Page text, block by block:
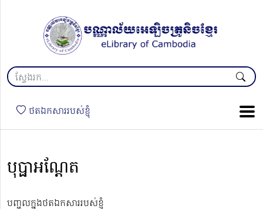
ថតឯកសាររបស់ខ្ញុំ
បុប្ផាអណ្តែត
បញ្ចូលក្នុងថតឯកសាររបស់ខ្ញុំ